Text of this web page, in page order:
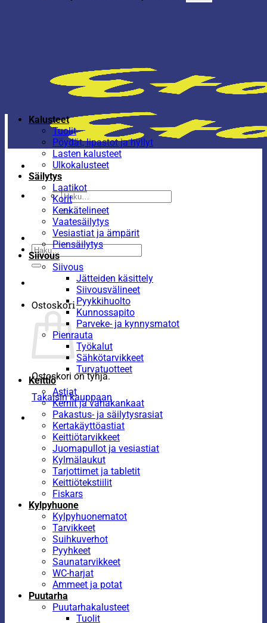
Etsi:
Etsi:
Ostoskori
Ostoskori on tyhjä.
Takaisin kauppaan
Kalusteet
Tuolit
Pöydät, lipastot ja hyllyt
Lasten kalusteet
Ulkokalusteet
Säilytys
Laatikot
Korit
Kenkätelineet
Vaatesäilytys
Vesiastiat ja ämpärit
Piensäilytys
Siivous
Siivous
Jätteiden käsittely
Siivousvälineet
Pyykkihuolto
Kunnossapito
Parveke- ja kynnysmatot
Pienrauta
Työkalut
Sähkötarvikkeet
Turvatuotteet
Keittiö
Astiat
Kernit ja vahakankaat
Pakastus- ja säilytysrasiat
Kertakäyttöastiat
Keittiötarvikkeet
Juomapullot ja vesiastiat
Kylmälaukut
Tarjottimet ja tabletit
Keittiötekstiilit
Fiskars
Kylpyhuone
Kylpyhuonematot
Tarvikkeet
Suihkuverhot
Pyyhkeet
Saunatarvikkeet
WC-harjat
Ammeet ja potat
Puutarha
Puutarhakalusteet
Tuolit